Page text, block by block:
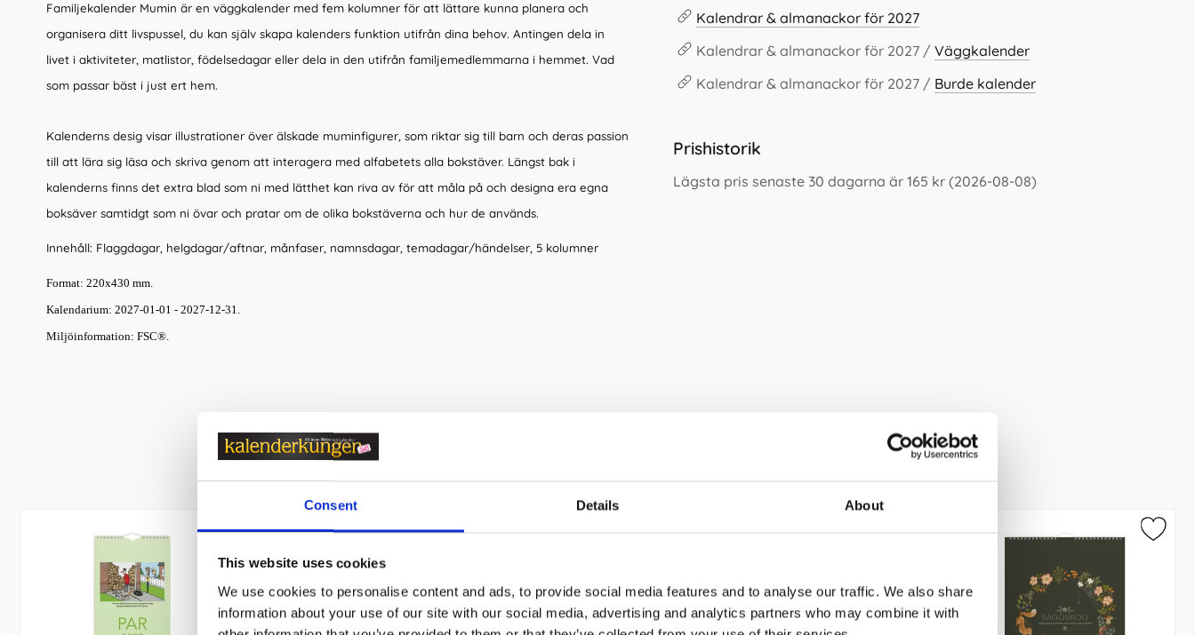
Consent Details About
This website uses cookies
We use cookies to personalise content and ads, to provide social media features and to analyse our traffic. We also share
information about your use of our site with our social media, advertising and analytics partners who may combine it with
Familjekalender Mumin är en väggkalender med fem kolumner för att lättare kunna planera och
organisera ditt livspussel, du kan själv skapa kalenders funktion utifrån dina behov. Antingen dela in
livet i aktiviteter, matlistor, födelsedagar eller dela in den utifrån familjemedlemmarna i hemmet. Vad
som passar bäst i just ert hem.
Kalenderns desig visar illustrationer över älskade muminfigurer, som riktar sig till barn och deras passion
till att lära sig läsa och skriva genom att interagera med alfabetets alla bokstäver. Längst bak i
kalenderns finns det extra blad som ni med lätthet kan riva av för att måla på och designa era egna
boksäver samtidgt som ni övar och pratar om de olika bokstäverna och hur de används.
Innehåll: Flaggdagar, helgdagar/aftnar, månfaser, namnsdagar, temadagar/händelser, 5 kolumner
Format: 220x430 mm.
Kalendarium: 2027-01-01 - 2027-12-31.
Miljöinformation: FSC®.
Kalendrar & almanackor för 2027
Kalendrar & almanackor för 2027 / Väggkalender
Kalendrar & almanackor för 2027 / Burde kalender
Prishistorik
Lägsta pris senaste 30 dagarna är 165 kr (2026-08-08)
Andra tittade även på